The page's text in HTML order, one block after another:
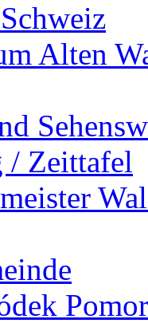
Alten
/ Zeittafel